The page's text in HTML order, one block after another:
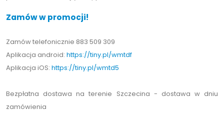
Zamów w promocji!
Zamów telefonicznie 883 509 309
Aplikacja android: https://tiny.pl/wmtdf
Aplikacja iOS: https://tiny.pl/wmtd5
Bezpłatna dostawa na terenie Szczecina - dostawa w dniu
zamówienia